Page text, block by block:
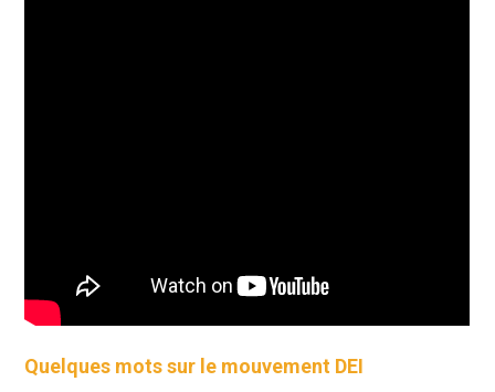
Quelques mots sur le mouvement DEI